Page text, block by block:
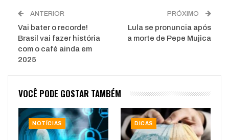
ANTERIOR
Vai bater o recorde!
Brasil vai fazer história
com o café ainda em
2025
PRÓXIMO
Lula se pronuncia após
a morte de Pepe Mujica
VOCÊ PODE GOSTAR TAMBÉM
NOTÍCIAS DICAS